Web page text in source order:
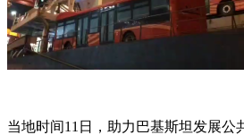
当地时间11日，助力巴基斯坦发展